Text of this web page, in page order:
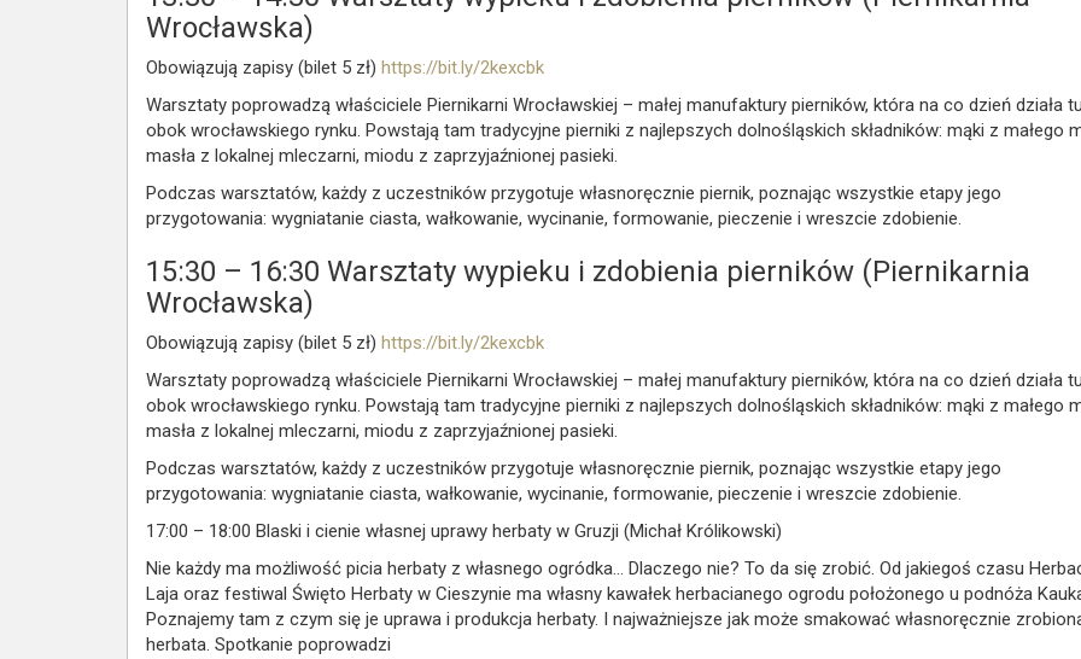
Wrocławska)
Obowiązują zapisy (bilet 5 zł) https://bit.ly/2kexcbk
Warsztaty poprowadzą właściciele Piernikarni Wrocławskiej – małej manufaktury pierników, która na co dzień działa
obok wrocławskiego rynku. Powstają tam tradycyjne pierniki z najlepszych dolnośląskich składników: mąki z małego
masła z lokalnej mleczarni, miodu z zaprzyjaźnionej pasieki.
Podczas warsztatów, każdy z uczestników przygotuje własnoręcznie piernik, poznając wszystkie etapy jego
przygotowania: wygniatanie ciasta, wałkowanie, wycinanie, formowanie, pieczenie i wreszcie zdobienie.
15:30 – 16:30 Warsztaty wypieku i zdobienia pierników (Piernikarnia
Wrocławska)
Obowiązują zapisy (bilet 5 zł) https://bit.ly/2kexcbk
Warsztaty poprowadzą właściciele Piernikarni Wrocławskiej – małej manufaktury pierników, która na co dzień działa
obok wrocławskiego rynku. Powstają tam tradycyjne pierniki z najlepszych dolnośląskich składników: mąki z małego
masła z lokalnej mleczarni, miodu z zaprzyjaźnionej pasieki.
Podczas warsztatów, każdy z uczestników przygotuje własnoręcznie piernik, poznając wszystkie etapy jego
przygotowania: wygniatanie ciasta, wałkowanie, wycinanie, formowanie, pieczenie i wreszcie zdobienie.
17:00 – 18:00 Blaski i cienie własnej uprawy herbaty w Gruzji (Michał Królikowski)
Nie każdy ma możliwość picia herbaty z własnego ogródka… Dlaczego nie? To da się zrobić. Od jakiegoś czasu
Laja oraz festiwal Święto Herbaty w Cieszynie ma własny kawałek herbacianego ogrodu położonego u podnóża
Poznajemy tam z czym się je uprawa i produkcja herbaty. I najważniejsze jak może smakować własnoręcznie
herbata. Spotkanie poprowadzi